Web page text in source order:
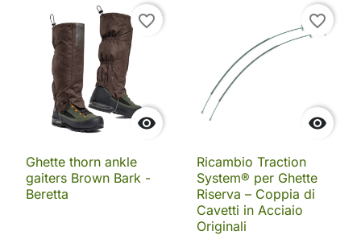

favorite_border
Ghette thorn ankle
gaiters Brown Bark -
Beretta

favorite_border
Ricambio Traction
System® per Ghette
Riserva – Coppia di
Cavetti in Acciaio
Originali